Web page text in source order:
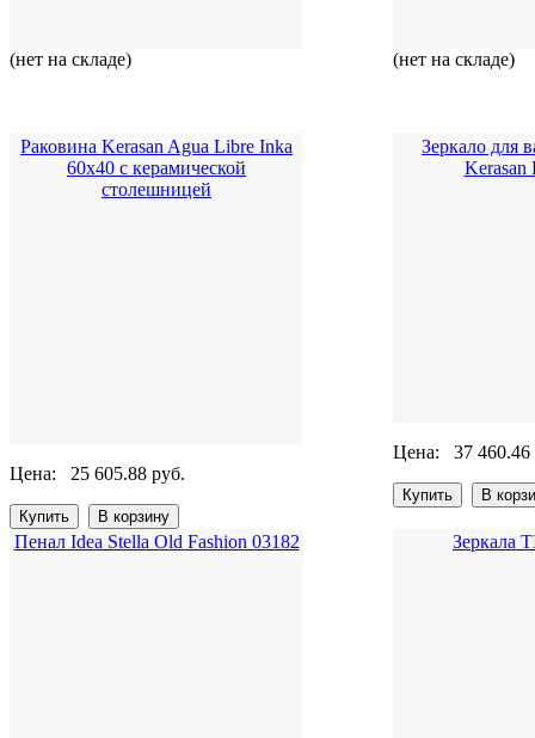
(нет на складе) (нет на складе)
Раковина Kerasan Agua Libre Inka
60x40 с керамической
столешницей
Цена: 25 605.88 руб.
Зеркало для
Kerasan
Цена: 37 460.46
Пенал Idea Stella Old Fashion 03182 Зеркала